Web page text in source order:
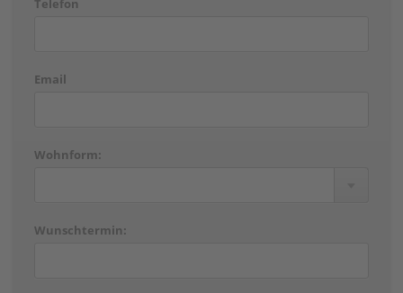
Telefon
Email
Wohnform:
Wunschtermin: